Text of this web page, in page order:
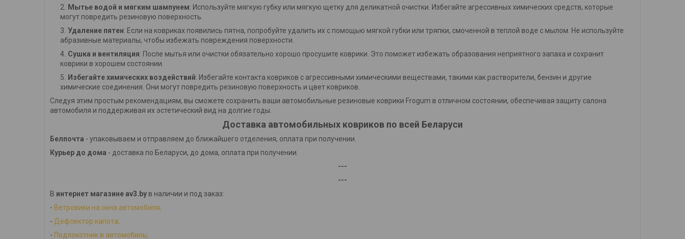
Мытье водой и мягким шампунем: Используйте мягкую губку или мягкую щетку для деликатной очистки. Избегайте агрессивных химических средств, которые
могут повредить резиновую поверхность.
Удаление пятен: Если на ковриках появились пятна, попробуйте удалить их с помощью мягкой губки или тряпки, смоченной в теплой воде с мылом. Не используйте
абразивные материалы, чтобы избежать повреждения поверхности.
Сушка и вентиляция: После мытья или очистки обязательно хорошо просушите коврики. Это поможет избежать образования неприятного запаха и сохранит
коврики в хорошем состоянии.
Избегайте химических воздействий: Избегайте контакта ковриков с агрессивными химическими веществами, такими как растворители, бензин и другие
химические соединения. Они могут повредить резиновую поверхность и цвет ковриков.
Следуя этим простым рекомендациям, вы сможете сохранить ваши автомобильные резиновые коврики Frogum в отличном состоянии, обеспечивая защиту салона
автомобиля и поддерживая их эстетический вид на долгие годы.
Доставка автомобильных ковриков по всей Беларуси
Белпочта - упаковываем и отправляем до ближайшего отделения, оплата при получении.
Курьер до дома - доставка по Беларуси, до дома, оплата при получении.
---
---
В интернет магазине av3.by в наличии и под заказ:
- Ветровики на окна автомобиля;
- Дефлектор капота;
- Подлокотник в автомобиль;